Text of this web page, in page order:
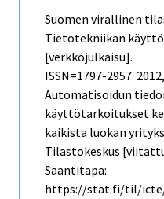
Suomen virallinen
Tietotekniikan
[verkkojulkaisu].
ISSN=1797-2957.
Automatisoidun
käyttötarkoitukset
kaikista luokan
Tilastokeskus
Saantitapa:
https://stat.fi/til/icte/